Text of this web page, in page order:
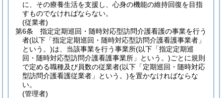
に、その療養生活を支援し、心身の機能の維持回復を目指
すものでなければならない。
(従業者)
第6条
指定定期巡回・随時対応型訪問介護看護の事業を行う
者(以下「指定定期巡回・随時対応型訪問介護看護事業者」
という。)は、当該事業を行う事業所(以下「指定定期巡
回・随時対応型訪問介護看護事業所」という。)ごとに規則
で定める職種及び員数の従業者(以下「定期巡回・随時対応
型訪問介護看護従業者」という。)を置かなければならな
い。
(管理者)